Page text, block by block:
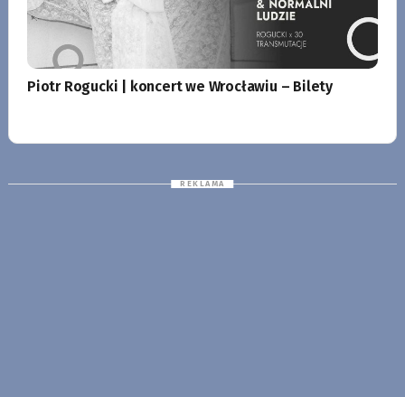
Piotr Rogucki | koncert we Wrocławiu – Bilety